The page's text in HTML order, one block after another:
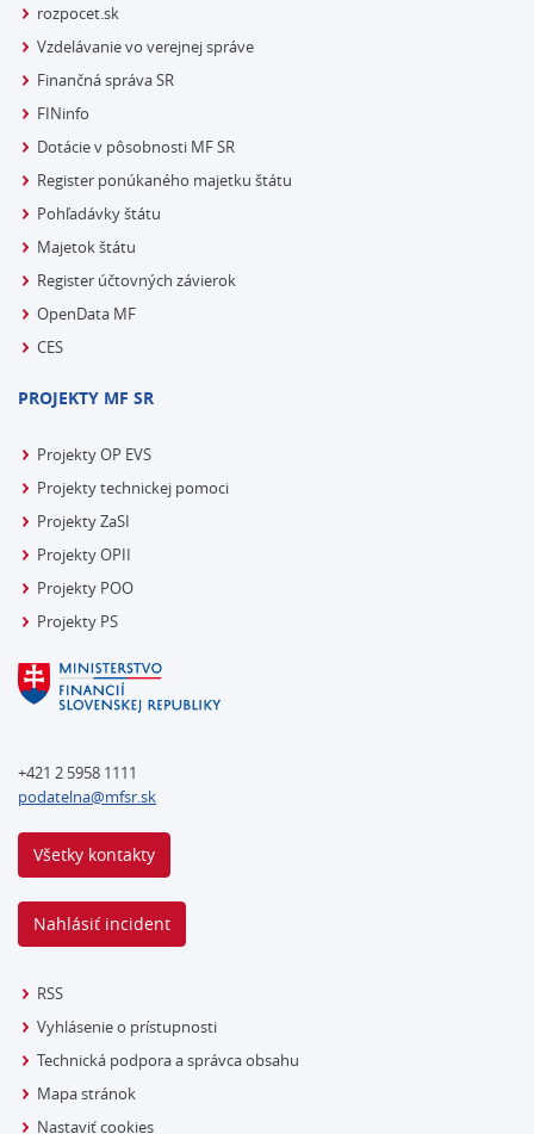
rozpocet.sk
Vzdelávanie vo verejnej správe
Finančná správa SR
FINinfo
Dotácie v pôsobnosti MF SR
Register ponúkaného majetku štátu
Pohľadávky štátu
Majetok štátu
Register účtovných závierok
OpenData MF
CES
PROJEKTY MF SR
Projekty OP EVS
Projekty technickej pomoci
Projekty ZaSI
Projekty OPII
Projekty POO
Projekty PS
+421 2 5958 1111
podatelna@mfsr.sk
Všetky kontakty
Nahlásiť incident
RSS
Vyhlásenie o prístupnosti
Technická podpora a správca obsahu
Mapa stránok
Nastaviť cookies